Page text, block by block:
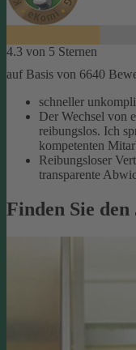
4.3 von 5 Sternen
auf Basis von 6640
schneller
Der Wechsel von
reibungslos. Ich
kompetenten
Reibungsloser
transparente
Finden Sie